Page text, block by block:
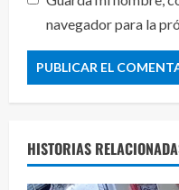
navegador para la
HISTORIAS